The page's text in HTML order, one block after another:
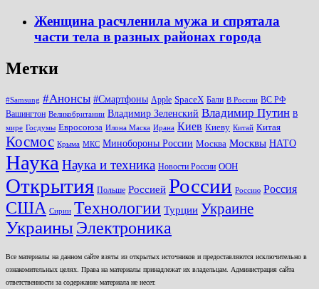
Женщина расчленила мужа и спрятала
части тела в разных районах города
Метки
#Samsung #Анонсы #Смартфоны Apple SpaceX Бали В России ВС РФ
Вашингтон Великобритании Владимир Зеленский Владимир Путин В
мире Госдумы Евросоюза Илона Маска Ирана Киев Киеву Китай Китая
Космос Крыма МКС Минобороны России Москва Москвы НАТО
НаукаНаука и техника Новости России ООН
Открытия Польше Россией России Россию Россия
США Сирии Технологии Турции Украине
УкраиныЭлектроника
Все материалы на данном сайте взяты из открытых источников и предоставляются исключительно в
ознакомительных целях. Права на материалы принадлежат их владельцам. Администрация сайта
ответственности за содержание материала не несет.